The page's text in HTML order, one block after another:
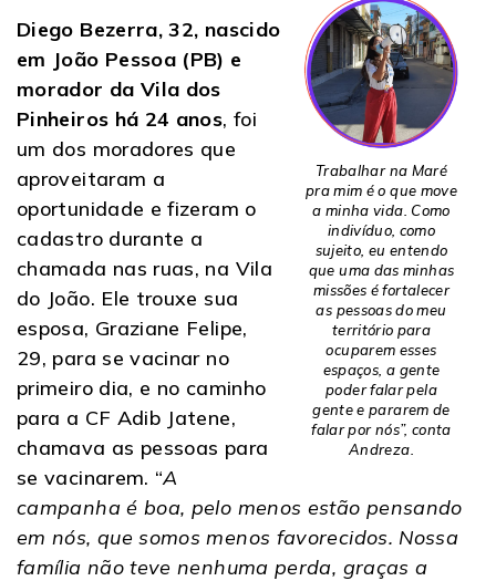
Trabalhar na Maré
pra mim é o que move
a minha vida. Como
indivíduo, como
sujeito, eu entendo
que uma das minhas
missões é fortalecer
as pessoas do meu
território para
ocuparem esses
espaços, a gente
poder falar pela
gente e pararem de
falar por nós”, conta
Andreza.
Diego Bezerra, 32, nascido
em João Pessoa (PB) e
morador da Vila dos
Pinheiros há 24 anos, foi
um dos moradores que
aproveitaram a
oportunidade e fizeram o
cadastro durante a
chamada nas ruas, na Vila
do João. Ele trouxe sua
esposa, Graziane Felipe,
29, para se vacinar no
primeiro dia, e no caminho
para a CF Adib Jatene,
chamava as pessoas para
se vacinarem. “A
campanha é boa, pelo menos estão pensando
em nós, que somos menos favorecidos. Nossa
família não teve nenhuma perda, graças a